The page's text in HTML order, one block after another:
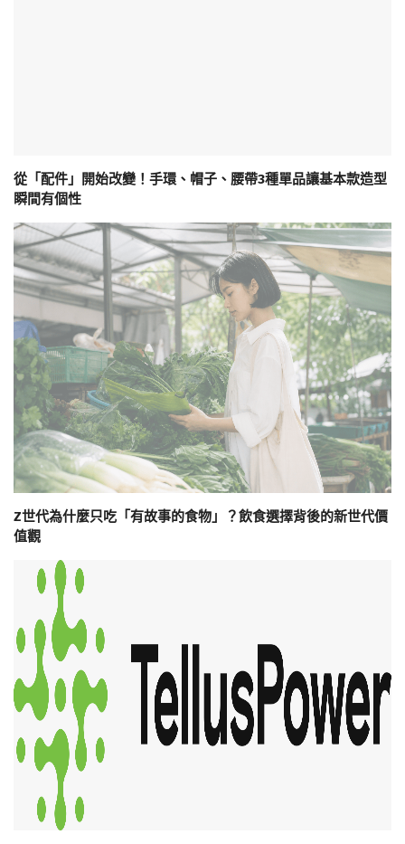
從「配件」開始改變！手環、帽子、腰帶3種單品讓基本款造型
瞬間有個性
Z世代為什麼只吃「有故事的食物」？飲食選擇背後的新世代價
值觀